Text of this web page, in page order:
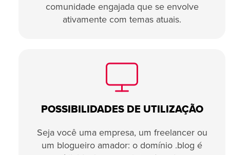
comunidade engajada que se envolve
ativamente com temas atuais.
POSSIBILIDADES DE UTILIZAÇÃO
Seja você uma empresa, um freelancer ou
um blogueiro amador: o domínio .blog é